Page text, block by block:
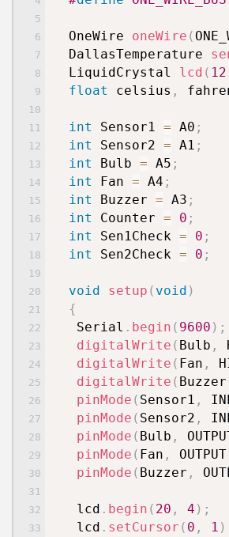
OneWire oneWire (
DallasTemperature
LiquidCrystal lcd ( 12
float
celsius ,
int Sensor1 = A0 ;
int
Sensor2 = A1 ;
int
Bulb = A5 ;
int
Fan = A4 ;
int
Buzzer = A3 ;
int
Counter = 0 ;
int
Sen1Check = 0 ;
int
Sen2Check = 0 ;
void setup ( void )
{
Serial . begin ( 9600 ) ;
digitalWrite ( Bulb ,
digitalWrite ( Fan ,
digitalWrite ( Buzzer
pinMode ( Sensor1 ,
pinMode ( Sensor2 ,
pinMode ( Bulb ,
pinMode ( Fan , OUTPUT
pinMode ( Buzzer ,
lcd . begin ( 20 , 4 ) ;
lcd . setCursor ( 0 , 1 )